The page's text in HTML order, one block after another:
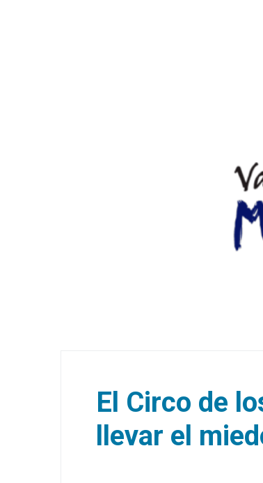
El Circo de
llevar el